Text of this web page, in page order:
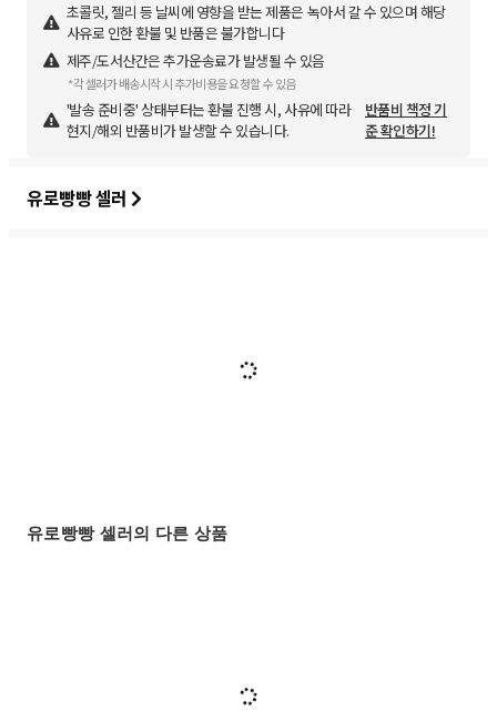
초콜릿, 젤리 등 날씨에 영향을 받는 제품은 녹아서 갈 수 있으며 해당
사유로 인한 환불 및 반품은 불가합니다
제주/도서산간은 추가운송료가 발생될 수 있음
*각 셀러가 배송시작 시 추가비용을 요청할 수 있음
'발송 준비중' 상태부터는 환불 진행 시, 사유에 따라
현지/해외 반품비가 발생할 수 있습니다.
반품비 책정 기
준 확인하기!
유로빵빵 셀러
유로빵빵 셀러의 다른 상품